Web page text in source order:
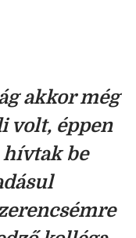
akkor még
volt, éppen
hívtak be